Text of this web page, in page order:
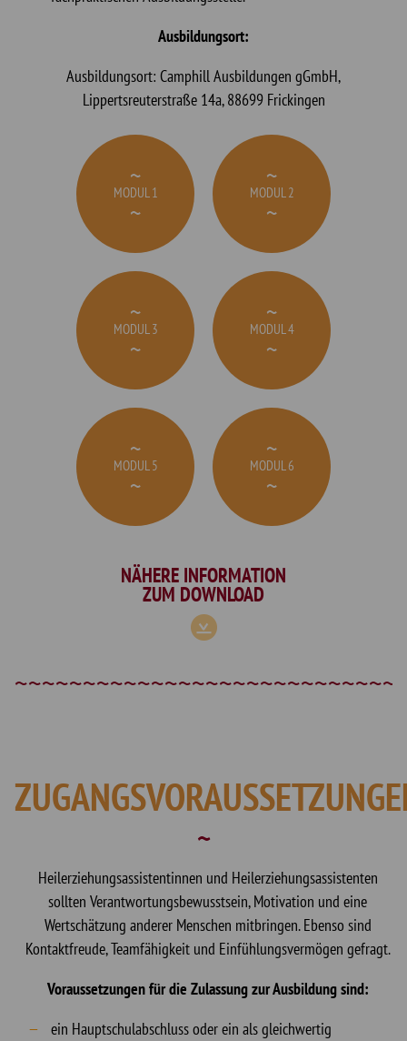
Ausbildungsort:
Ausbildungsort: Camphill Ausbildungen gGmbH,
Lippertsreuterstraße 14a, 88699 Frickingen
MODUL 1 MODUL 2
MODUL 3 MODUL 4
MODUL 5 MODUL 6
NÄHERE INFORMATION
ZUM DOWNLOAD
Heilerziehungsassistentinnen und Heilerziehungsassistenten
sollten Verantwortungsbewusstsein, Motivation und eine
Wertschätzung anderer Menschen mitbringen. Ebenso sind
Kontaktfreude, Teamfähigkeit und Einfühlungsvermögen gefragt.
Voraussetzungen für die Zulassung zur Ausbildung sind:
ein Hauptschulabschluss oder ein als gleichwertig